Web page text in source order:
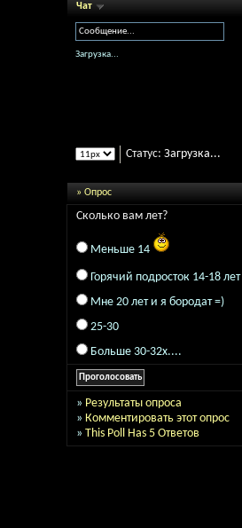
Чат
Загрузка...
Статус: Загрузка...
» Опрос
Сколько вам лет?
Меньше 14
Горячий подросток 14-18 лет
Мне 20 лет и я бородат =)
25-30
Больше 30-32х....
» Результаты опроса
» Комментировать этот опрос
» This Poll Has 5 Ответов